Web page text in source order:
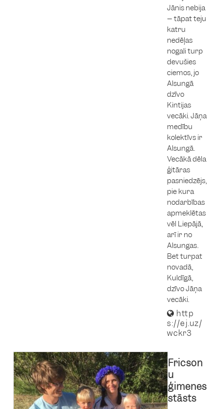
Jānis nebija
– tāpat teju
katru
nedēļas
nogali turp
devušies
ciemos, jo
Alsungā
dzīvo
Kintijas
vecāki. Jāņa
medību
kolektīvs ir
Alsungā.
Vecākā dēla
ģitāras
pasniedzējs,
pie kura
nodarbības
apmeklētas
vēl Liepājā,
arī ir no
Alsungas.
Bet turpat
novadā,
Kuldīgā,
dzīvo Jāņa
vecāki.
http
s://ej.uz/
wckr3
Fricson
u
ģimenes
stāsts